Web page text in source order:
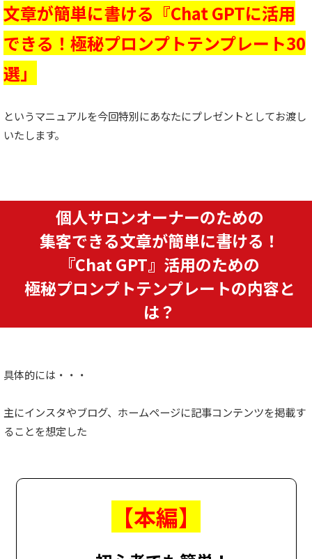
文章が簡単に書ける『Chat GPTに活用
できる！極秘プロンプトテンプレート30
選」
というマニュアルを今回特別にあなたにプレゼントとしてお渡し
いたします。
個人サロンオーナーのための
集客できる文章が簡単に書ける！
『Chat GPT』活用のための
極秘プロンプトテンプレートの内容と
は？
具体的には・・・
主にインスタやブログ、ホームページに記事コンテンツを掲載す
ることを想定した
【本編】